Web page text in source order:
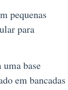
pequenas
para
uma base
em bancadas